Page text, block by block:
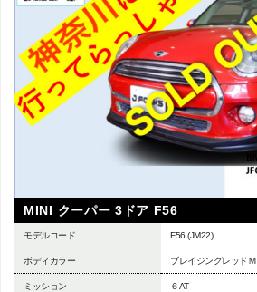
MINI クーパー 3ドア F56
モデルコード F56 (JM22)
ボディカラー ブレイジングレッドＭ
ミッション ６AT